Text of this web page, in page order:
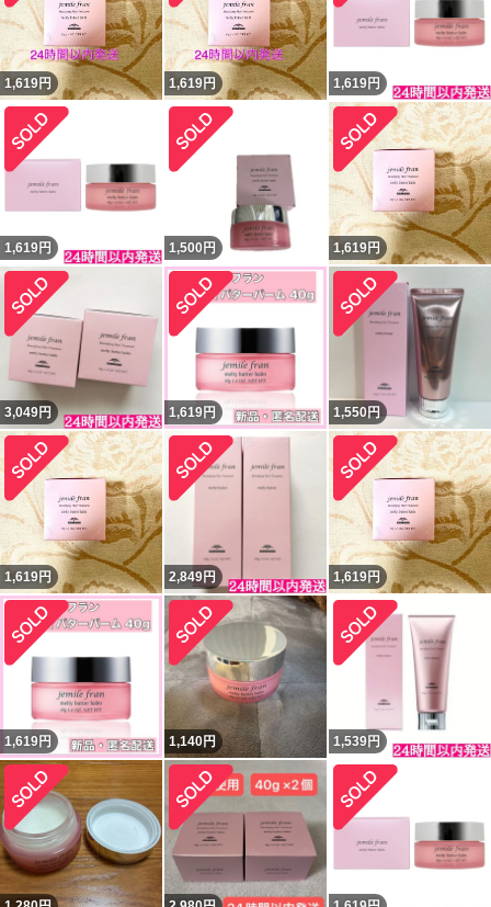
1,619円 1,619円 1,619円
1,619円 1,500 円 1,619円
3,049円 1,619円 1,550円
1,619円 2,849円 1,619円
1,619円 1,140円 1,539円